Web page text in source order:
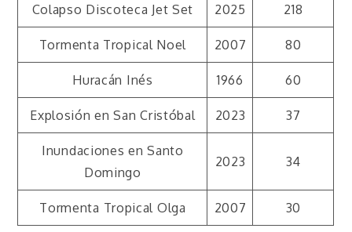
Colapso Discoteca Jet Set 2025 218
Tormenta Tropical Noel 2007 80
Huracán Inés 1966 60
Explosión en San Cristóbal 2023 37
Inundaciones en Santo
Domingo
2023 34
Tormenta Tropical Olga 2007 30